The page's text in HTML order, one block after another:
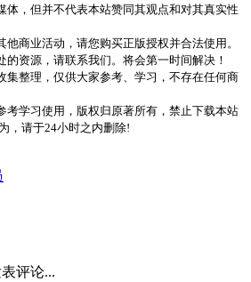
体，但并不代表本站赞同其观点和对其真实性
商业活动，请您购买正版授权并合法使用。
的资源，请联系我们。将会第一时间解决！
集整理，仅供大家参考、学习，不存在任何商
考学习使用，版权归原著所有，禁止下载本站
，请于24小时之内删除!
评论...